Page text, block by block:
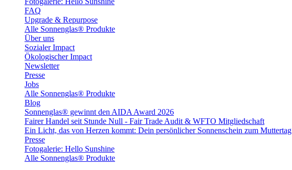
FAQ
Upgrade & Repurpose
Alle Sonnenglas® Produkte
Über uns
Sozialer Impact
Ökologischer Impact
Newsletter
Presse
Jobs
Alle Sonnenglas® Produkte
Blog
Sonnenglas® gewinnt den AIDA Award 2026
Fairer Handel seit Stunde Null - Fair Trade Audit & WFTO Mitgliedschaft
Ein Licht, das von Herzen kommt: Dein persönlicher Sonnenschein zum Muttertag
Presse
Fotogalerie: Hello Sunshine
Alle Sonnenglas® Produkte